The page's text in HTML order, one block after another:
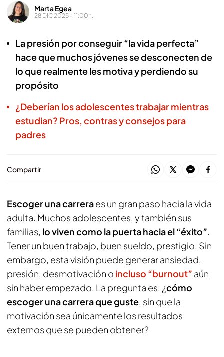
Marta Egea
28 DIC 2025 - 11:00h.
La presión por conseguir “la vida perfecta”
hace que muchos jóvenes se desconecten de
lo que realmente les motiva y perdiendo su
propósito
¿Deberían los adolescentes trabajar mientras
estudian? Pros, contras y consejos para
padres
Compartir
Escoger una carreraes un gran paso hacia la vida
adulta. Muchos adolescentes, y también sus
familias, lo viven como la puerta hacia el “éxito”.
Tener un buen trabajo, buen sueldo, prestigio. Sin
embargo, esta visión puede generar ansiedad,
presión, desmotivación o incluso “burnout” aún
sin haber empezado. La pregunta es: ¿cómo
escoger una carrera que guste, sin que la
motivación sea únicamente los resultados
externos que se pueden obtener?